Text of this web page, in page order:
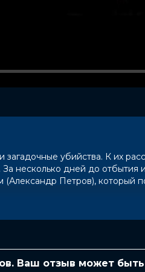
загадочные убийства. К их
несколько дней до отбытия
Петров), который
Николая Васильевича с
вскоре ему предстоит
Ваш отзыв может